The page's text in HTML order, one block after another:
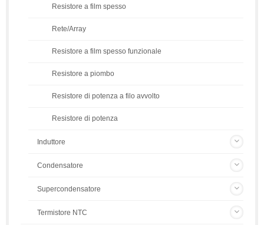
Resistore a film spesso
Rete/Array
Resistore a film spesso funzionale
Resistore a piombo
Resistore di potenza a filo avvolto
Resistore di potenza
Induttore
Condensatore
Supercondensatore
Termistore NTC